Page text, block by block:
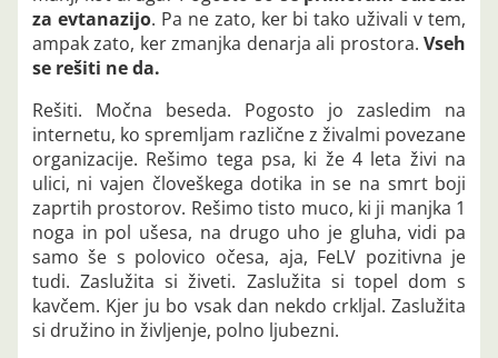
za evtanazijo. Pa ne zato, ker bi tako uživali v tem,
ampak zato, ker zmanjka denarja ali prostora.Vseh
se rešiti ne da.
Rešiti. Močna beseda. Pogosto jo zasledim na
internetu, ko spremljam različne z živalmi povezane
organizacije. Rešimo tega psa, ki že 4 leta živi na
ulici, ni vajen človeškega dotika in se na smrt boji
zaprtih prostorov. Rešimo tisto muco, ki ji manjka 1
noga in pol ušesa, na drugo uho je gluha, vidi pa
samo še s polovico očesa, aja, FeLV pozitivna je
tudi. Zaslužita si živeti. Zaslužita si topel dom s
kavčem. Kjer ju bo vsak dan nekdo crkljal. Zaslužita
si družino in življenje, polno ljubezni.